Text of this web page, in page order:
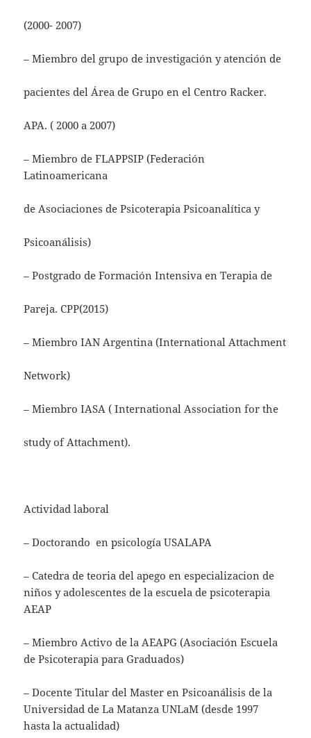
(2000- 2007)
– Miembro del grupo de investigación y atención de
pacientes del Área de Grupo en el Centro Racker.
APA. ( 2000 a 2007)
– Miembro de FLAPPSIP (Federación
Latinoamericana
de Asociaciones de Psicoterapia Psicoanalítica y
Psicoanálisis)
– Postgrado de Formación Intensiva en Terapia de
Pareja. CPP(2015)
– Miembro IAN Argentina (International Attachment
Network)
– Miembro IASA ( International Association for the
study of Attachment).
Actividad laboral
– Doctorando en psicología USALAPA
– Catedra de teoria del apego en especializacion de
niños y adolescentes de la escuela de psicoterapia
AEAP
– Miembro Activo de la AEAPG (Asociación Escuela
de Psicoterapia para Graduados)
– Docente Titular del Master en Psicoanálisis de la
Universidad de La Matanza UNLaM (desde 1997
hasta la actualidad)